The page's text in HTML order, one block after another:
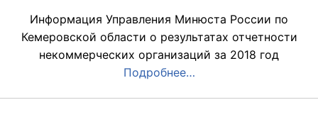
Информация Управления Минюста России по
Кемеровской области о результатах отчетности
некоммерческих организаций за 2018 год
Подробнее…